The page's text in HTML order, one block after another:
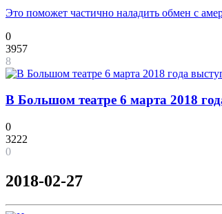
Это поможет частично наладить обмен с
0
3957
8
В Большом театре 6 марта 2018
0
3222
0
2018-02-27